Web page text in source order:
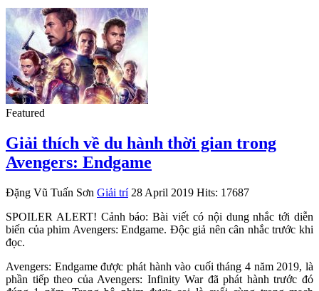
Featured
Giải thích về du hành thời gian trong
Avengers: Endgame
Đặng Vũ Tuấn Sơn Giải trí 28 April 2019 Hits: 17687
SPOILER ALERT! Cảnh báo: Bài viết có nội dung nhắc tới diễn
biến của phim Avengers: Endgame. Độc giả nên cân nhắc trước khi
đọc.
Avengers: Endgame được phát hành vào cuối tháng 4 năm 2019, là
phần tiếp theo của Avengers: Infinity War đã phát hành trước đó